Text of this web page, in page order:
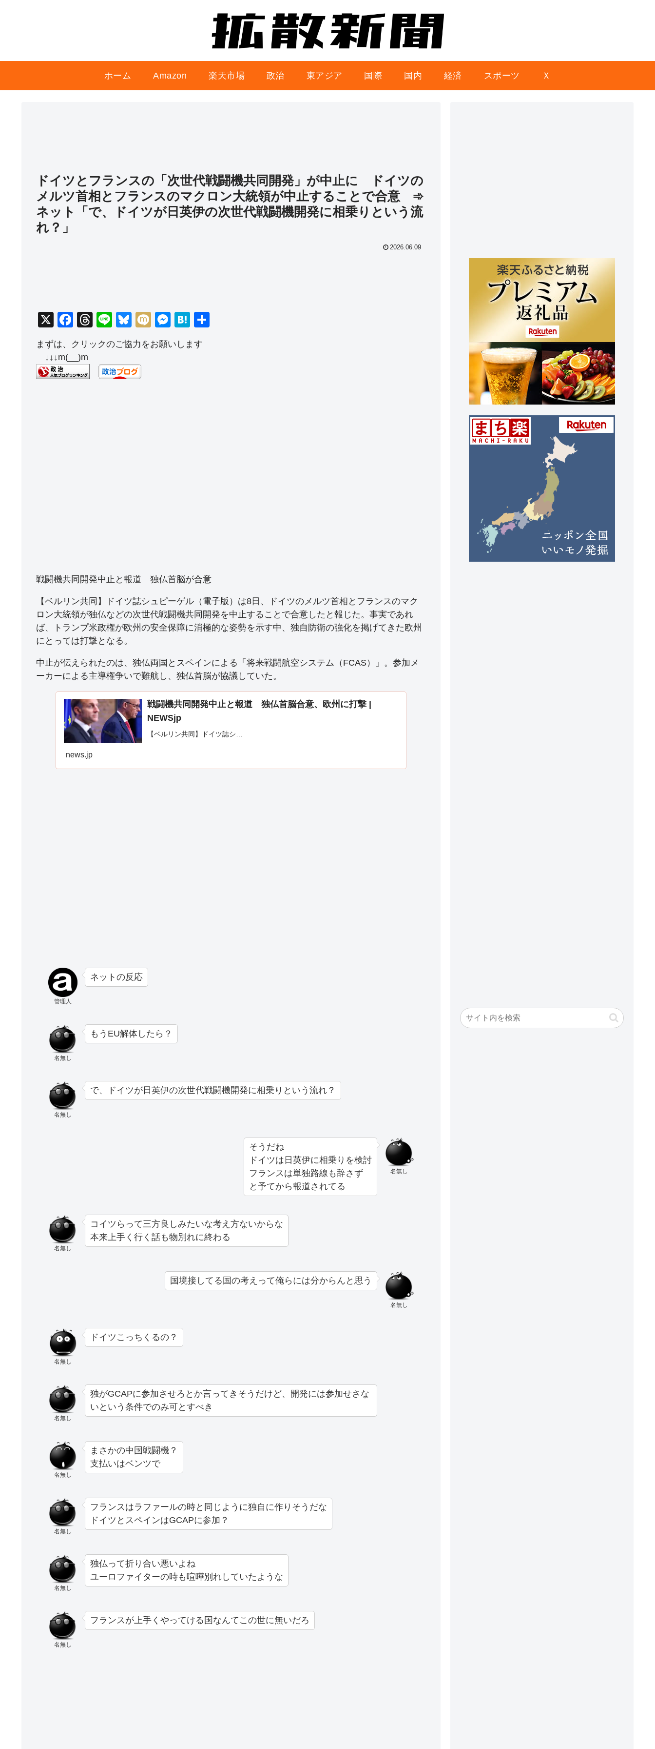
ホーム Amazon 楽天市場 政治 東アジア 国際 国内 経済 スポーツ Ｘ
ドイツとフランスの「次世代戦闘機共同開発」が中止に ドイツの
メルツ首相とフランスのマクロン大統領が中止することで合意 ➾
ネット「で、ドイツが日英伊の次世代戦闘機開発に相乗りという流
れ？」
2026.06.09
X
F
c
e
b
T
e
a
d
Li
e
Bl
u
e
sk
y
M
M
ss
H
e
まずは、クリックのご協力をお願いします
↓↓↓m(__)m
戦闘機共同開発中止と報道 独仏首脳が合意
【ベルリン共同】ドイツ誌シュピーゲル（電子版）は8日、ドイツのメルツ首相とフランスのマク
ロン大統領が独仏などの次世代戦闘機共同開発を中止することで合意したと報じた。事実であれ
ば、トランプ米政権が欧州の安全保障に消極的な姿勢を示す中、独自防衛の強化を掲げてきた欧州
にとっては打撃となる。
中止が伝えられたのは、独仏両国とスペインによる「将来戦闘航空システム（FCAS）」。参加メ
ーカーによる主導権争いで難航し、独仏首脳が協議していた。
戦闘機共同開発中止と報道 独仏首脳合意、欧州に打撃 |
NEWSjp
【ベルリン共同】ドイツ誌シ…
news.jp
管理人
ネットの反応
名無し
もうEU解体したら？
名無し
で、ドイツが日英伊の次世代戦闘機開発に相乗りという流れ？
名無し
そうだね
ドイツは日英伊に相乗りを検討
フランスは単独路線も辞さず
と予てから報道されてる
名無し
コイツらって三方良しみたいな考え方ないからな
本来上手く行く話も物別れに終わる
名無し
国境接してる国の考えって俺らには分からんと思う
名無し
ドイツこっちくるの？
名無し
独がGCAPに参加させろとか言ってきそうだけど、開発には参加せさな
いという条件でのみ可とすべき
名無し
まさかの中国戦闘機？
支払いはベンツで
名無し
フランスはラファールの時と同じように独自に作りそうだな
ドイツとスペインはGCAPに参加？
名無し
独仏って折り合い悪いよね
ユーロファイターの時も喧嘩別れしていたような
名無し
フランスが上手くやってける国なんてこの世に無いだろ